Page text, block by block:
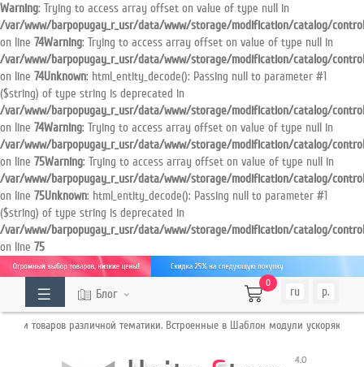
Warning: Trying to access array offset on value of type null in
/var/www/barpopugay_r_usr/data/www/storage/modification/catalog/
on line 74Warning: Trying to access array offset on value of type null in
/var/www/barpopugay_r_usr/data/www/storage/modification/catalog/
on line 74Unknown: html_entity_decode(): Passing null to parameter #1
($string) of type string is deprecated in
/var/www/barpopugay_r_usr/data/www/storage/modification/catalog/
on line 74Warning: Trying to access array offset on value of type null in
/var/www/barpopugay_r_usr/data/www/storage/modification/catalog/
on line 75Warning: Trying to access array offset on value of type null in
/var/www/barpopugay_r_usr/data/www/storage/modification/catalog/
on line 75Unknown: html_entity_decode(): Passing null to parameter #1
($string) of type string is deprecated in
/var/www/barpopugay_r_usr/data/www/storage/modification/catalog/
on line 75
ТОВАРОВ
Кабинет
Обратный
звонок
+7
987
XX
Блог р.
ru
0
товаров различной тематики. Встроенные в Шаблон модули ускоряют